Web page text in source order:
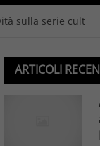
sulla serie cult
ARTICOLI